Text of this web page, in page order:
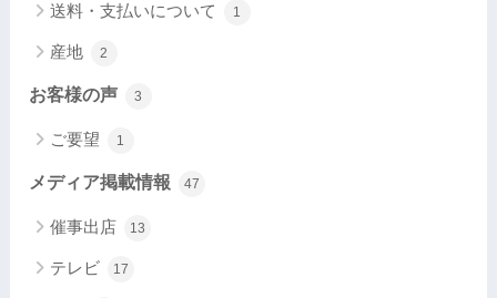
送料・支払いについて 1
産地 2
お客様の声 3
ご要望 1
メディア掲載情報 47
催事出店 13
テレビ 17